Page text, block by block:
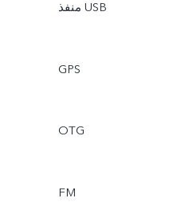
منفذ USB
GPS
OTG
FM